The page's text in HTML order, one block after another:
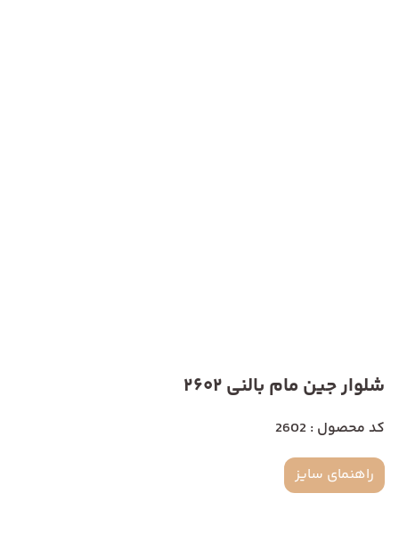
شلوار جین مام بالنی 2602
کد محصول : 2602
راهنمای سایز